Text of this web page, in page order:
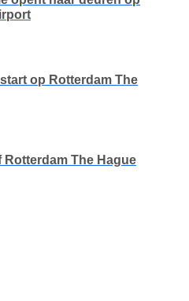
op Rotterdam The
The Hague